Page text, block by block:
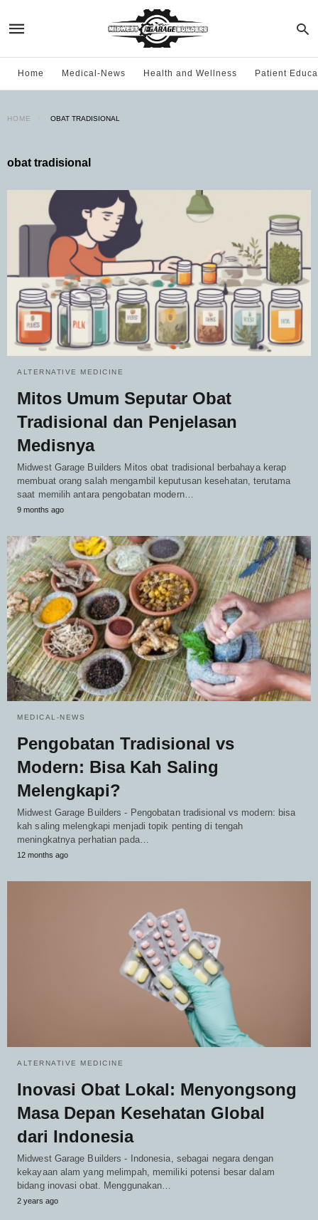
Home Medical-News Health and Wellness Patient
HOME OBAT TRADISIONAL
obat tradisional
ALTERNATIVE MEDICINE
Mitos Umum Seputar Obat
Tradisional dan Penjelasan
Medisnya
Midwest Garage Builders Mitos obat tradisional berbahaya kerap
membuat orang salah mengambil keputusan kesehatan, terutama
saat memilih antara pengobatan modern…
9 months ago
MEDICAL-NEWS
Pengobatan Tradisional vs
Modern: Bisa Kah Saling
Melengkapi?
Midwest Garage Builders - Pengobatan tradisional vs modern: bisa
kah saling melengkapi menjadi topik penting di tengah
meningkatnya perhatian pada…
12 months ago
ALTERNATIVE MEDICINE
Inovasi Obat Lokal: Menyongsong
Masa Depan Kesehatan Global
dari Indonesia
Midwest Garage Builders - Indonesia, sebagai negara dengan
kekayaan alam yang melimpah, memiliki potensi besar dalam
bidang inovasi obat. Menggunakan…
2 years ago